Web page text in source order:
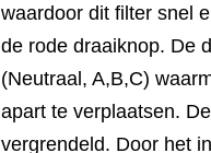
waardoor dit filter snel
de rode draaiknop. De
(Neutraal, A,B,C)
apart te verplaatsen.
vergrendeld. Door het